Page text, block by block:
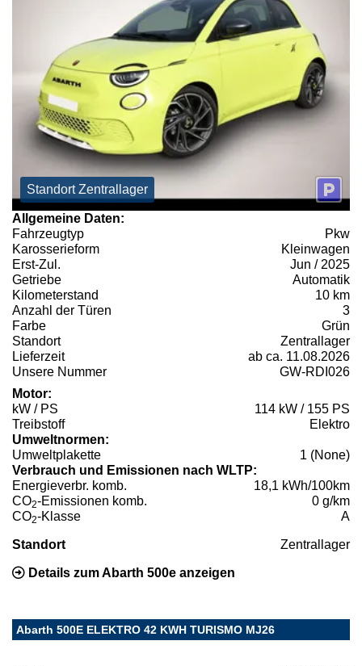
Standort Zentrallager
Allgemeine Daten:
Fahrzeugtyp
Pkw
Karosserieform
Kleinwagen
Erst-Zul.
Jun / 2025
Getriebe
Automatik
Kilometerstand
10 km
Anzahl der Türen
3
Farbe
Grün
Standort
Zentrallager
Lieferzeit
ab ca. 11.08.2026
Unsere Nummer
GW-RDI026
Motor:
kW / PS
114 kW / 155 PS
Treibstoff
Elektro
Umweltnormen:
Umweltplakette
1 (None)
Verbrauch und Emissionen nach WLTP:
Energieverbr. komb.
18,1 kWh/100km
CO2-Emissionen komb.
0 g/km
CO2-Klasse A
Standort Zentrallager
Details zum Abarth 500e anzeigen
Abarth 500E ELEKTRO 42 KWH TURISMO MJ26